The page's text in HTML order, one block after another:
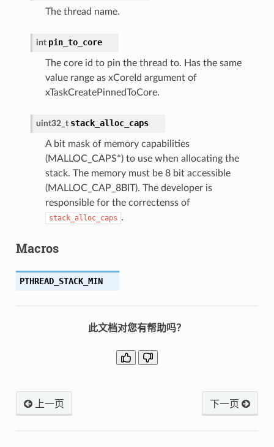
The thread name.
int pin_to_core
The core id to pin the thread to. Has the same
value range as xCoreId argument of
xTaskCreatePinnedToCore.
uint32_t stack_alloc_caps
A bit mask of memory capabilities
(MALLOC_CAPS*) to use when allocating the
stack. The memory must be 8 bit accessible
(MALLOC_CAP_8BIT). The developer is
responsible for the correctenss of
stack_alloc_caps .
Macros
PTHREAD_STACK_MIN
此文档对您有帮助吗？
上一页 下一页